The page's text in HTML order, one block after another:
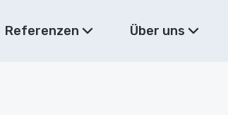
Referenzen Über uns